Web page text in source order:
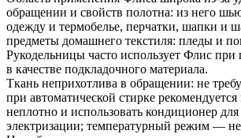
обращении и свойств полотна: из него
одежду и термобелье, перчатки, шапки и
предметы домашнего текстиля: пледы и
Рукодельницы часто использует Флис
в качестве подкладочного материала.
Ткань неприхотлива в обращении: не
при автоматической стирке рекомендуется
неплотно и использовать кондиционер
электризации; температурный режим —